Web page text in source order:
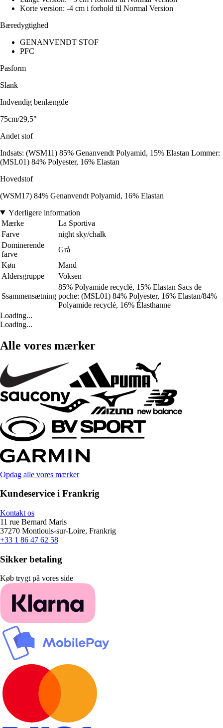
Korte version: -4 cm i forhold til Normal Version
Bæredygtighed
GENANVENDT STOF
PFC
Pasform
Slank
Indvendig benlængde
75cm/29,5"
Andet stof
Indsats: (WSM11) 85% Genanvendt Polyamid, 15% Elastan Lommer:
(MSL01) 84% Polyester, 16% Elastan
Hovedstof
(WSM17) 84% Genanvendt Polyamid, 16% Elastan
Yderligere information
Mærke
La Sportiva
Farve
night sky/chalk
Dominerende
farve
Grå
Køn
Mand
Aldersgruppe
Voksen
Ssammensætning
85% Polyamide recyclé, 15% Elastan Sacs de
poche: (MSL01) 84% Polyester, 16% Elastan/84%
Polyamide recyclé, 16% Élasthanne
Loading...
Loading...
Alle vores mærker
Opdag alle vores mærker
Kundeservice i Frankrig
Kontakt os
11 rue Bernard Maris
37270 Montlouis-sur-Loire, Frankrig
+33 1 86 47 62 58
Sikker betaling
Køb trygt på vores side